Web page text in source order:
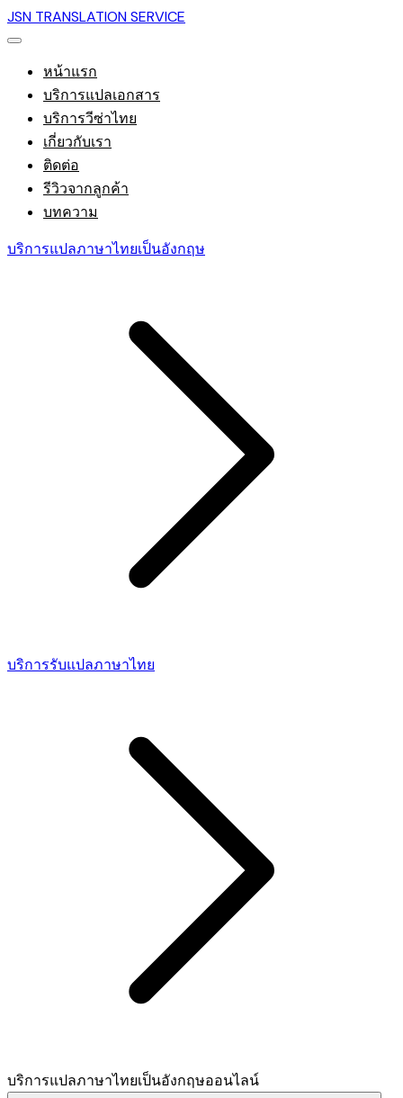
JSN TRANSLATION SERVICE
หน้าแรก
บริการแปลเอกสาร
บริการวีซ่าไทย
เกี่ยวกับเรา
ติดต่อ
รีวิวจากลูกค้า
บทความ
บริการแปลภาษาไทยเป็นอังกฤษ
บริการรับแปลภาษาไทย
บริการแปลภาษาไทยเป็นอังกฤษออนไลน์